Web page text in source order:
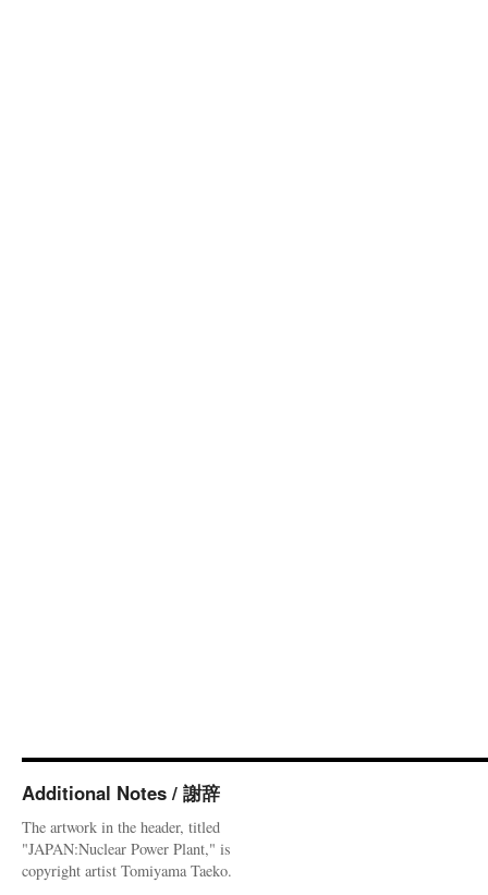
Additional Notes / 謝辞
The artwork in the header, titled
"JAPAN:Nuclear Power Plant," is
copyright artist Tomiyama Taeko.